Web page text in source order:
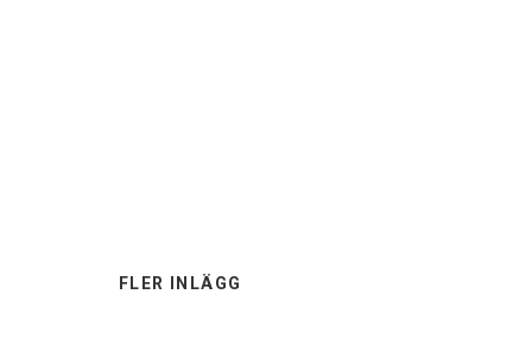
FLER INLÄGG